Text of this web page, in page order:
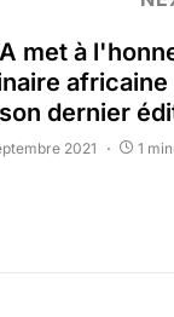
met à
africaine
son dernier
2021 1